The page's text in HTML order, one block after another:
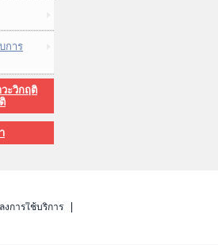
การ
ะวิกฤติ
งการใช้บริการ